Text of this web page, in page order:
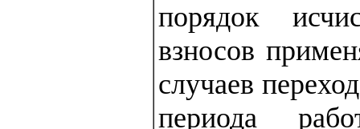
порядок
взносов
случаев
периода